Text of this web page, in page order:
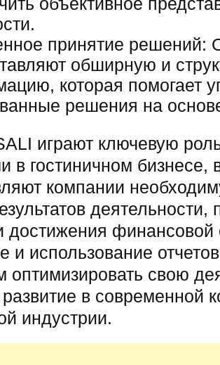
принятие решений:
обширную и
которая помогает
решения на
играют ключевую
в гостиничном бизнесе,
компании
деятельности,
достижения финансовой
и использование
оптимизировать свою
в современной
индустрии.